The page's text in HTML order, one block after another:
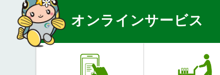
オンラインサービス